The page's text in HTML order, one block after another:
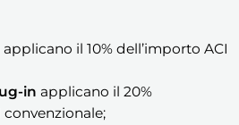
applicano il 10% dell’importo ACI
in applicano il 20%